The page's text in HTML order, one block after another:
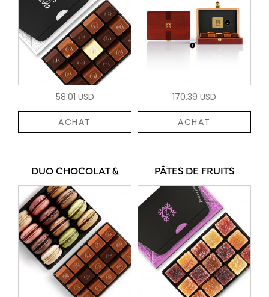
58.01 USD
ACHAT
170.39 USD
ACHAT
DUO CHOCOLAT & PÂTES DE FRUITS